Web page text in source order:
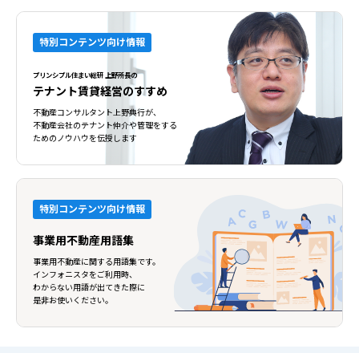
特別コンテンツ向け情報
プリンシプル住まい総研 上野所長の
テナント賃貸経営のすすめ
不動産コンサルタント上野典行が、
不動産会社のテナント仲介や管理をする
ためのノウハウを伝授します
特別コンテンツ向け情報
事業用不動産用語集
事業用不動産に関する用語集です。
インフォニスタをご利用時、
わからない用語が出てきた際に
是非お使いください。